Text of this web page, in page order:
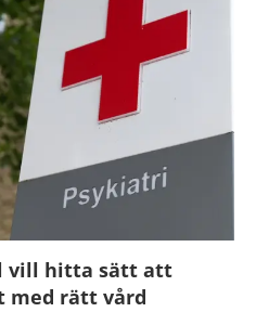
vill hitta sätt att
med rätt vård